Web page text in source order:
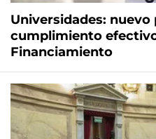
Universidades:
cumplimiento
Financiamiento